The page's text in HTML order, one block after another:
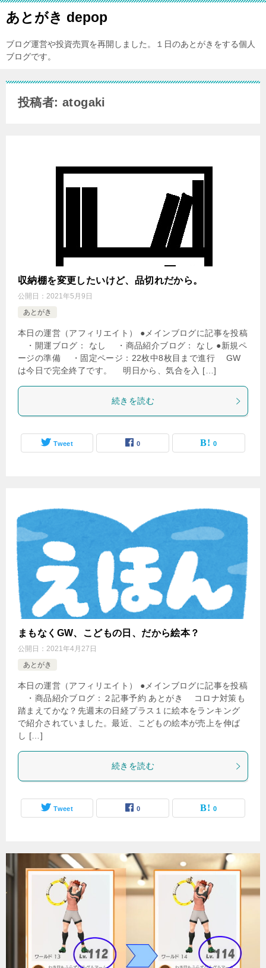
あとがき depop
ブログ運営や投資売買を再開しました。１日のあとがきをする個人
ブログです。
投稿者: atogaki
収納棚を変更したいけど、品切れだから。
公開日： 2021年5月9日
あとがき
本日の運営（アフィリエイト） ●メインブログに記事を投稿
・開運ブログ： なし ・商品紹介ブログ： なし ●新規ペ
ージの準備 ・固定ページ：22枚中8枚目まで進行 GW
は今日で完全終了です。 明日から、気合を入 […]
続きを読む
Tweet 0 0
まもなくGW、こどもの日、だから絵本？
公開日： 2021年4月27日
あとがき
本日の運営（アフィリエイト） ●メインブログに記事を投稿
・商品紹介ブログ：２記事予約 あとがき コロナ対策も
踏まえてかな？先週末の日経プラス１に絵本をランキング
で紹介されていました。最近、こどもの絵本が売上を伸ば
し […]
続きを読む
Tweet 0 0